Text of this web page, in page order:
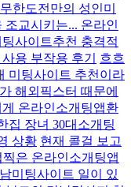
무한도전만의 성인미
조교시키는... 온라인
사이트추천 충격적
용 부작용 후기
흐흐
미팅사이트 추천이라
해외픽스터 때문에
온라인소개팅앱환
집 장녀 30대소개팅
상황 현재 콜걸 보고
은 온라인소개팅앱
미팅사이트 일이 있